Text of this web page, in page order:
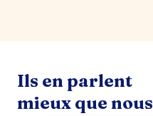
Ils en parlent
mieux que nous